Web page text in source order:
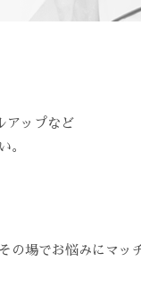
アップなど
。
の場でお悩みにマッ